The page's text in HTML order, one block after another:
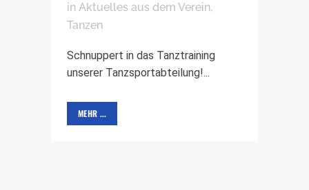
in Aktuelles aus dem Verein,
Tanzen
Schnuppert in das Tanztraining
unserer Tanzsportabteilung!...
MEHR ...